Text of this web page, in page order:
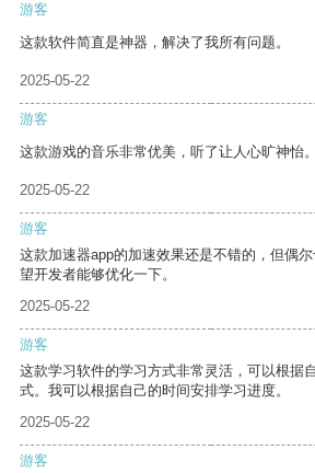
游客
这款软件简直是神器，解决了我所有问题。
2025-05-22
游客
这款游戏的音乐非常优美，听了让人心旷神怡。
2025-05-22
游客
这款加速器app的加速效果还是不错的，但偶
望开发者能够优化一下。
2025-05-22
游客
这款学习软件的学习方式非常灵活，可以根据
式。我可以根据自己的时间安排学习进度。
2025-05-22
游客